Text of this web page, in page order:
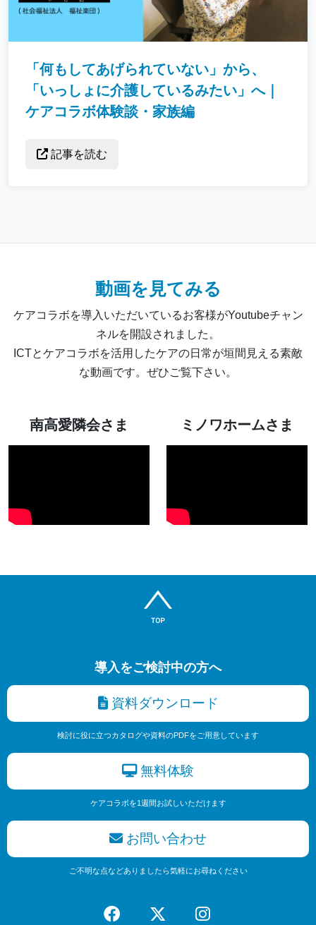
「何もしてあげられていない」から、
「いっしょに介護しているみたい」へ｜
ケアコラボ体験談・家族編
記事を読む
動画を見てみる
ケアコラボを導入いただいているお客様がYoutubeチャン
ネルを開設されました。
ICTとケアコラボを活用したケアの日常が垣間見える素敵
な動画です。ぜひご覧下さい。
南高愛隣会さま ミノワホームさま
導入をご検討中の方へ
資料ダウンロード
検討に役に立つカタログや資料のPDFをご用意しています
無料体験
ケアコラボを1週間お試しいただけます
お問い合わせ
ご不明な点などありましたら気軽にお尋ねください